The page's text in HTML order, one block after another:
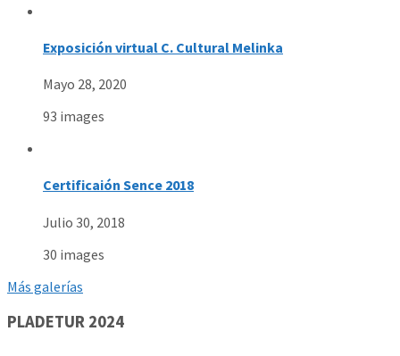
Exposición virtual C. Cultural Melinka
Mayo 28, 2020
93 images
Certificaión Sence 2018
Julio 30, 2018
30 images
Más galerías
PLADETUR 2024